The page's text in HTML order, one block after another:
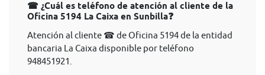
☎ ¿Cuál es teléfono de atención al cliente de la
Oficina 5194 La Caixa en Sunbilla❓
Atención al cliente ☎ de Oficina 5194 de la entidad
bancaria La Caixa disponible por teléfono
948451921.